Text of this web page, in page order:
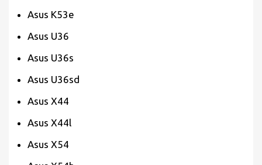
Asus K53e
Asus U36
Asus U36s
Asus U36sd
Asus X44
Asus X44l
Asus X54